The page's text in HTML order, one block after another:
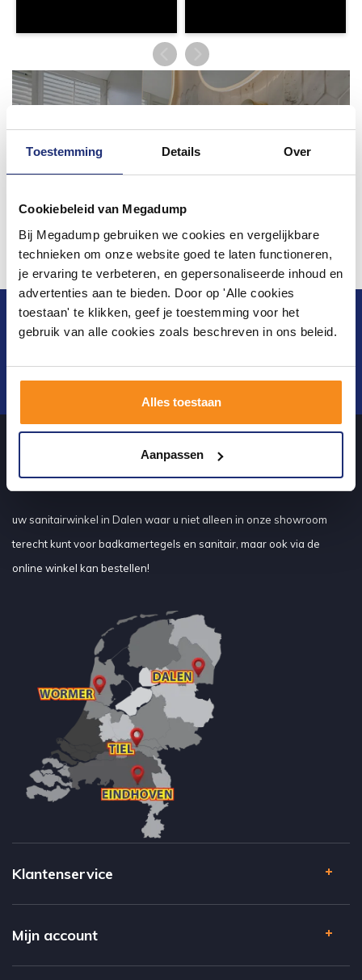
Toestemming Details Over
Cookiebeleid van Megadump
Bij Megadump gebruiken we cookies en vergelijkbare
technieken om onze website goed te laten functioneren,
je ervaring te verbeteren, en gepersonaliseerde inhoud en
advertenties aan te bieden. Door op 'Alle cookies
toestaan' te klikken, geef je toestemming voor het
gebruik van alle cookies zoals beschreven in ons beleid.
Alles toestaan
Aanpassen
Blijf op de hoogte van het laatste nieuws en
ontwikkelingen
Verstuur
Over ons
uw sanitairwinkel in Dalen waar u niet alleen in onze showroom
terecht kunt voor badkamertegels en sanitair, maar ook via de
online winkel kan bestellen!
Klantenservice
Mijn account